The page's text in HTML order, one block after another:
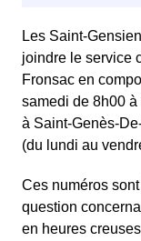
Les Saint-
joindre le service
Fronsac en
samedi de 8h00
à Saint-Genès-
(du lundi au
Ces numéros
question
en heures